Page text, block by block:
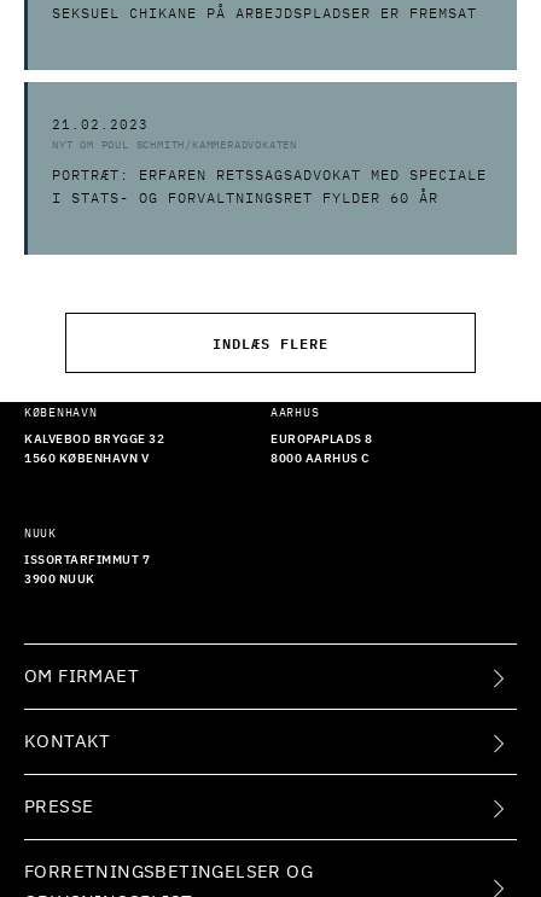
SEKSUEL CHIKANE PÅ ARBEJDSPLADSER ER FREMSAT
21.02.2023
NYT OM POUL SCHMITH/KAMMERADVOKATEN
PORTRÆT: ERFAREN RETSSAGSADVOKAT MED SPECIALE
I STATS- OG FORVALTNINGSRET FYLDER 60 ÅR
INDLÆS FLERE
KØBENHAVN
KALVEBOD BRYGGE 32
1560 KØBENHAVN V
AARHUS
EUROPAPLADS 8
8000 AARHUS C
NUUK
ISSORTARFIMMUT 7
3900 NUUK
OM FIRMAET
KONTAKT
PRESSE
FORRETNINGSBETINGELSER OG